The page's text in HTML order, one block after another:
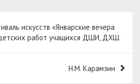
искусств «Январские вечера
работ учащихся ДШИ, ДХШ.
Н.М. Карамзин